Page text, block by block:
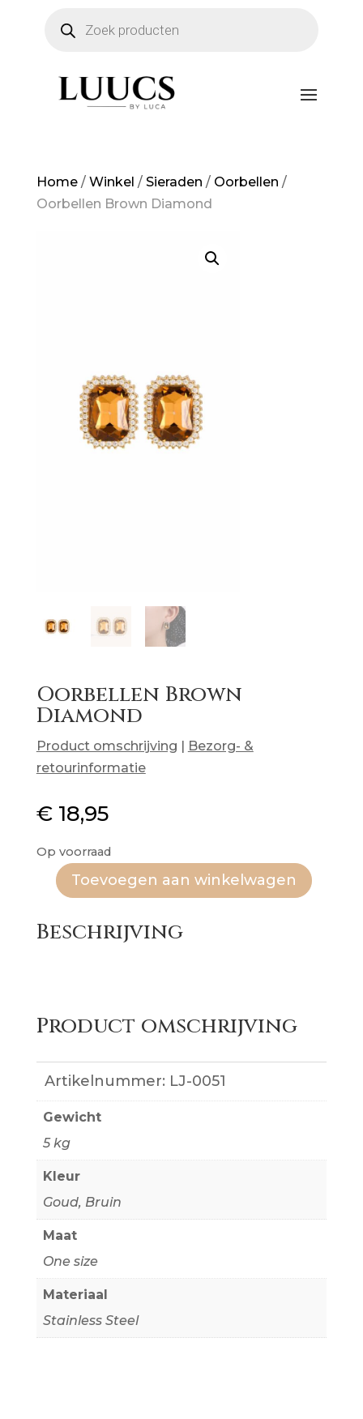
zoeken
Home/ Winkel / Sieraden / Oorbellen /
Oorbellen Brown Diamond
Oorbellen Brown
Diamond
Product omschrijving | Bezorg- &
retourinformatie
€18,95
Op voorraad
Oorbellen
Diamond
Toevoegen aan winkelwagen
Beschrijving
Product omschrijving
Artikelnummer: LJ-0051
Gewicht
5 kg
Kleur
Goud, Bruin
Maat
One size
Materiaal
Stainless Steel